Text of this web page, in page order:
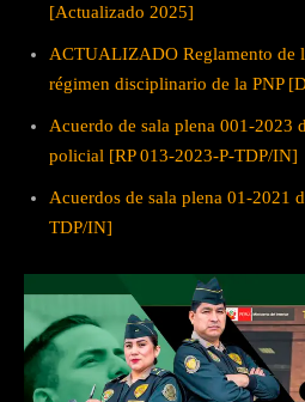
[Actualizado 2025]
ACTUALIZADO Reglamento de
régimen disciplinario de la PNP
Acuerdo de sala plena 001-2023
policial [RP 013-2023-P-TDP/IN]
Acuerdos de sala plena 01-2021
TDP/IN]